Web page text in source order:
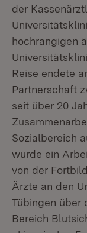
der
hochrangigen
Reise endete
Partnerschaft
seit über 20
Sozialbereich
wurde ein
von der
Ärzte an den
Tübingen über
Bereich